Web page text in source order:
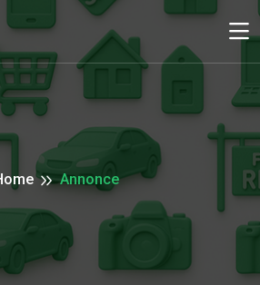
Annonce